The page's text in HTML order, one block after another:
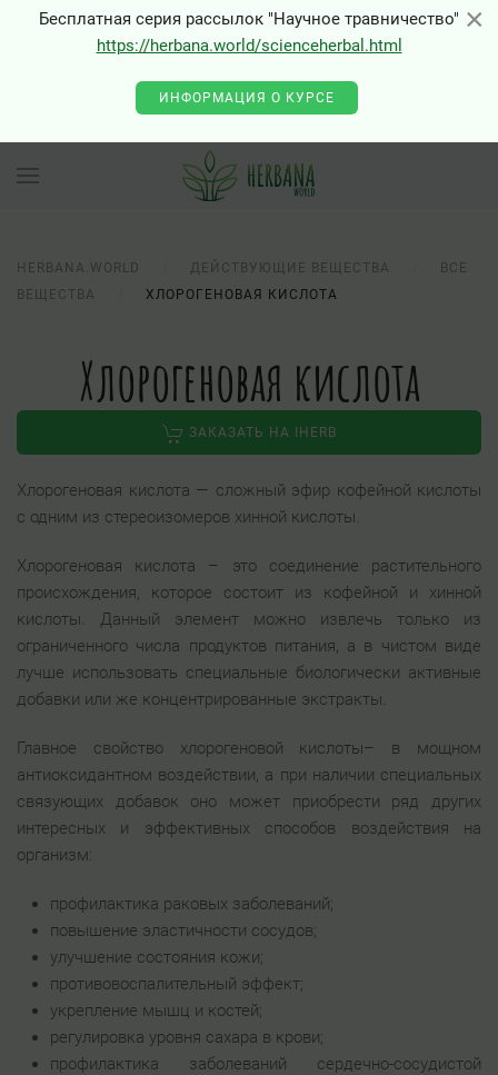
×
Бесплатная серия рассылок "Научное травничество"
https://herbana.world/scienceherbal.html
ИНФОРМАЦИЯ О КУРСЕ
HERBANA.WORLD ДЕЙСТВУЮЩИЕ ВЕЩЕСТВА
ВСЕ
ВЕЩЕСТВА
ХЛОРОГЕНОВАЯ КИСЛОТА
Хлорогеновая кислота
ЗАКАЗАТЬ НА IHERB
Хлорогеновая кислота — сложный эфир кофейной кислоты
с одним из стереоизомеров хинной кислоты.
Хлорогеновая кислота – это соединение растительного
происхождения, которое состоит из кофейной и хинной
кислоты. Данный элемент можно извлечь только из
ограниченного числа продуктов питания, а в чистом виде
лучше использовать специальные биологически активные
добавки или же концентрированные экстракты.
Главное свойство хлорогеновой кислоты– в мощном
антиоксидантном воздействии, а при наличии специальных
связующих добавок оно может приобрести ряд других
интересных и эффективных способов воздействия на
организм:
профилактика раковых заболеваний;
повышение эластичности сосудов;
улучшение состояния кожи;
противовоспалительный эффект;
укрепление мышц и костей;
регулировка уровня сахара в крови;
профилактика заболеваний сердечно-сосудистой
×